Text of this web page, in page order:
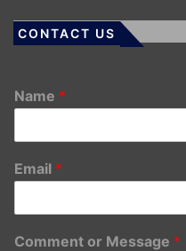
CONTACT US
Name *
Email *
Comment or Message *